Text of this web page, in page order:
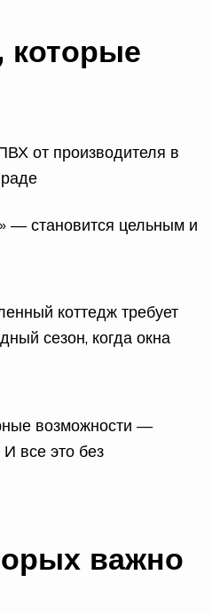
которые
— становится цельным и
коттедж требует
сезон, когда окна
возможности —
И все это без
важно